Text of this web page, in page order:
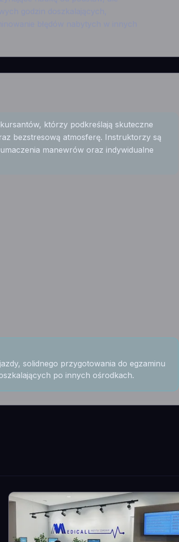
którzy podkreślają skuteczne
bezstresową atmosferę. Instruktorzy są
manewrów oraz indywidualne
solidnego przygotowania do egzaminu
po innych ośrodkach.